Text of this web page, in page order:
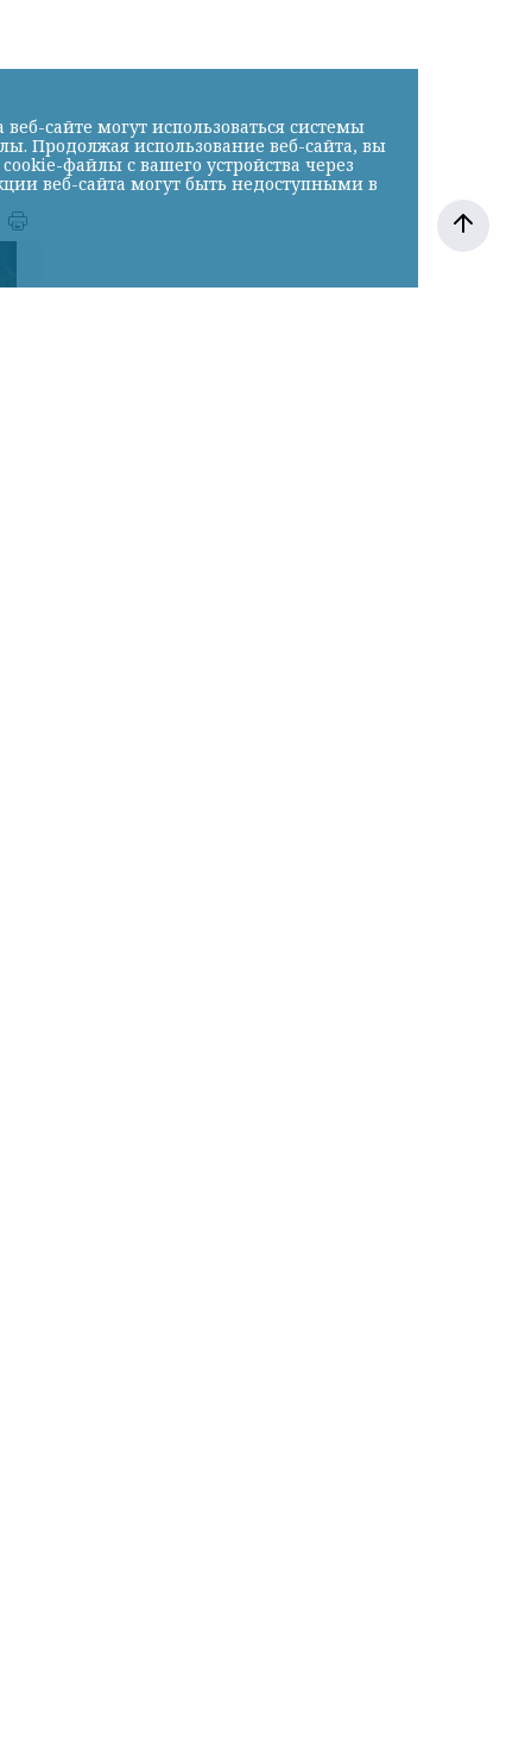
сайте могут использоваться системы
Продолжая использование веб-сайта, вы
файлы с вашего устройства через
веб-сайта могут быть недоступными в